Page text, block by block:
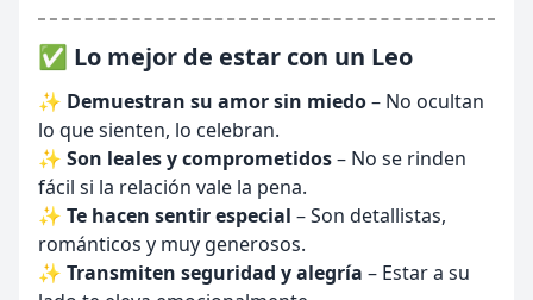
✅ Lo mejor de estar con un Leo
✨ Demuestran su amor sin miedo– No ocultan
lo que sienten, lo celebran.
✨ Son leales y comprometidos– No se rinden
fácil si la relación vale la pena.
✨ Te hacen sentir especial – Son detallistas,
románticos y muy generosos.
✨ Transmiten seguridad y alegría – Estar a su